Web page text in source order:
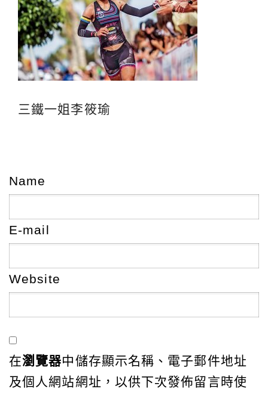
三鐵一姐李筱瑜
Name
E-mail
Website
在瀏覽器中儲存顯示名稱、電子郵件地址
及個人網站網址，以供下次發佈留言時使